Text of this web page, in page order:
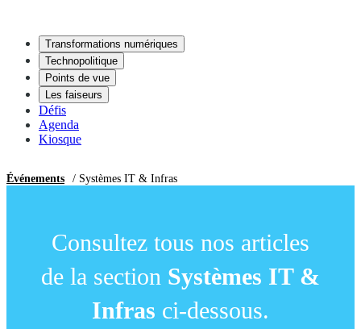
Transformations numériques
Technopolitique
Points de vue
Les faiseurs
Défis
Agenda
Kiosque
Événements / Systèmes IT & Infras
Consultez tous nos articles
de la section Systèmes IT &
Infras ci-dessous.